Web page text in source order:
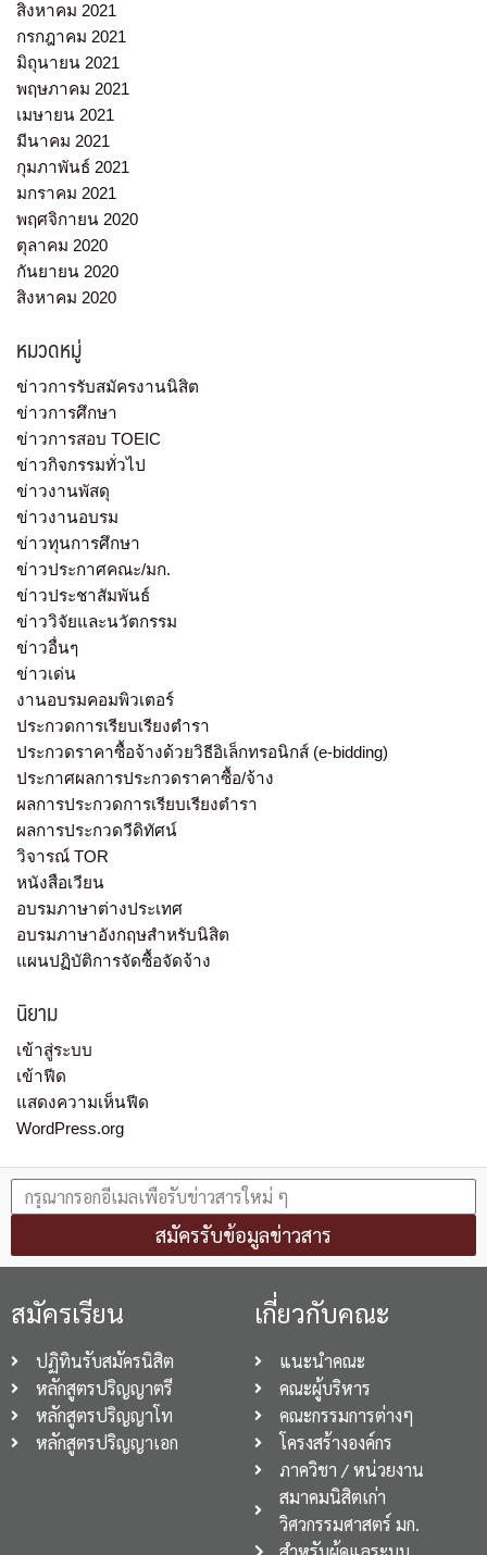
สิงหาคม 2021
กรกฎาคม 2021
มิถุนายน 2021
พฤษภาคม 2021
เมษายน 2021
มีนาคม 2021
กุมภาพันธ์ 2021
มกราคม 2021
พฤศจิกายน 2020
ตุลาคม 2020
กันยายน 2020
สิงหาคม 2020
หมวดหมู่
ข่าวการรับสมัครงานนิสิต
ข่าวการศึกษา
ข่าวการสอบ TOEIC
ข่าวกิจกรรมทั่วไป
ข่าวงานพัสดุ
ข่าวงานอบรม
ข่าวทุนการศึกษา
ข่าวประกาศคณะ/มก.
ข่าวประชาสัมพันธ์
ข่าววิจัยและนวัตกรรม
ข่าวอื่นๆ
ข่าวเด่น
งานอบรมคอมพิวเตอร์
ประกวดการเรียบเรียงตำรา
ประกวดราคาซื้อจ้างด้วยวิธีอิเล็กทรอนิกส์ (e-bidding)
ประกาศผลการประกวดราคาซื้อ/จ้าง
ผลการประกวดการเรียบเรียงตำรา
ผลการประกวดวีดิทัศน์
วิจารณ์ TOR
หนังสือเวียน
อบรมภาษาต่างประเทศ
อบรมภาษาอังกฤษสำหรับนิสิต
แผนปฏิบัติการจัดซื้อจัดจ้าง
นิยาม
เข้าสู่ระบบ
เข้าฟีด
แสดงความเห็นฟีด
WordPress.org
สมัครรับข้อมูลข่าวสาร
สมัครเรียน
ปฏิทินรับสมัครนิสิต
หลักสูตรปริญญาตรี
หลักสูตรปริญญาโท
หลักสูตรปริญญาเอก
เกี่ยวกับคณะ
แนะนำคณะ
คณะผู้บริหาร
คณะกรรมการต่างๆ
โครงสร้างองค์กร
ภาควิชา / หน่วยงาน
สมาคมนิสิตเก่า
วิศวกรรมศาสตร์ มก.